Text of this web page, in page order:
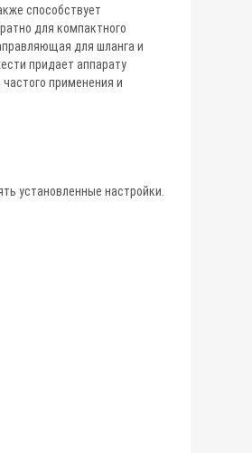
способствует
для компактного
для шланга и
придает аппарату
применения и
установленные настройки.